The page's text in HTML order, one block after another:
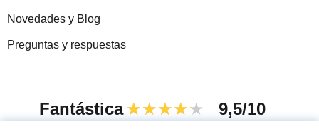
Novedades y Blog
Preguntas y respuestas
Fantástica ★★★★★ 9,5/10